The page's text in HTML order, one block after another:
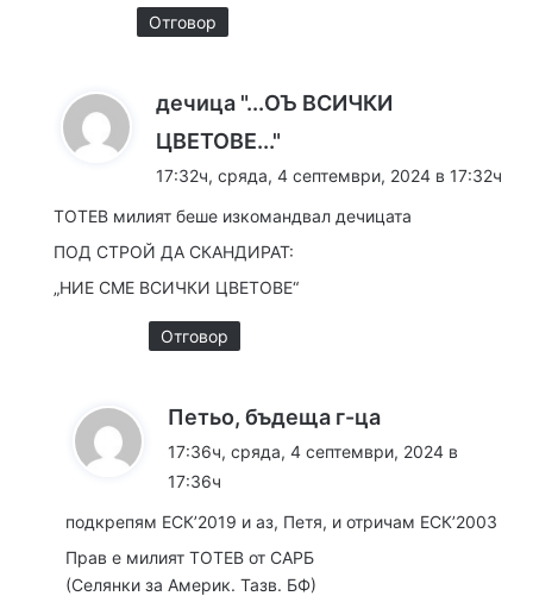
Отговор
дечица "...ОЪ ВСИЧКИ
ЦВЕТОВЕ..."
а
а
:
17:32ч, сряда, 4 септември, 2024 в 17:32ч
ТОТЕВ милият беше изкомандвал дечицата
ПОД СТРОЙ ДА СКАНДИРАТ:
„НИЕ СМЕ ВСИЧКИ ЦВЕТОВЕ“
Отговор
Петьо, бъдеща г-ца
:
17:36ч, сряда, 4 септември, 2024 в
17:36ч
подкрепям ЕСК’2019 и аз, Петя, и отричам ЕСК’2003
Прав е милият ТОТЕВ от САРБ
(Селянки за Америк. Тазв. БФ)